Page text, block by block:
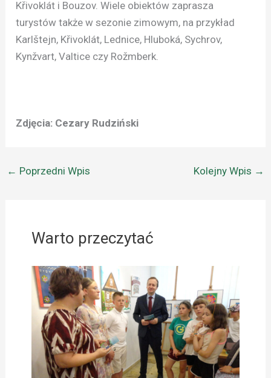
Křivoklát i Bouzov. Wiele obiektów zaprasza
turystów także w sezonie zimowym, na przykład
Karlštejn, Křivoklát, Lednice, Hluboká, Sychrov,
Kynžvart, Valtice czy Rožmberk.
Zdjęcia: Cezary Rudziński
← Poprzedni Wpis Kolejny Wpis →
Warto przeczytać